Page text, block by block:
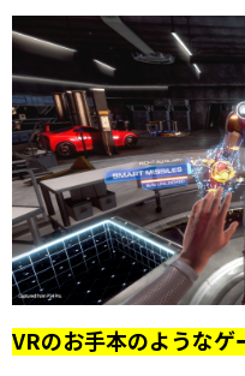
VRのお手本のようなゲ